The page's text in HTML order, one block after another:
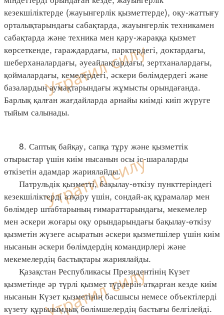
кезекшіліктерде (жауынгерлік қызметтерде), оқу-жаттығу
орталықтарындағы сабақтарда, жауынгерлік техникамен
сабақтарда және техника мен қару-жараққа қызмет
көрсеткенде, гараждардағы, парктердегі, доктардағы,
шеберханалардағы, әуеайлақтардағы, зертханалардағы,
қоймалардағы, кемелердегі, әскери бөлімдердегі және
базалардың аумақтарындағы жұмысты орындағанда.
Барлық қалған жағдайларда арнайы киімді киіп жүруге
тыйым салынады.
8. Саптық байқау, сапқа тұру және қызметтік
отырыстар үшін киім нысанын осы іс-шараларды
өткізетін адамдар жариялайды.
Патрульдік қызметті, бақылау-өткізу пункттеріндегі
кезекшіліктерді атқару үшін, сондай-ақ құрамалар мен
бөлімдер штабтарының ғимараттарындағы, мекемелер
мен әскери жоғары оқу орындарындағы бақылау-өткізу
қызметін жүзеге асыратын әскери қызметшілер үшін киім
нысанын әскери бөлімдердің командирлері және
мекемелердің бастықтары жариялайды.
Қазақстан Республикасы Президентінің Күзет
қызметінде әр түрлі қызмет түрлерін атқарған кезде киім
нысанын Күзет қызметінің басшысы немесе объектілерді
күзету құрылымдық бөлімшелердің бастығы белгілейді.